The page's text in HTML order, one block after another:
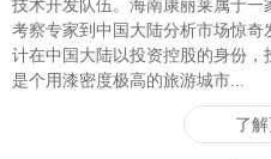
技术开发队伍。海南康丽莱属于一
考察专家到中国大陆分析市场惊
计在中国大陆以投资控股的身份
是个用漆密度极高的旅游城市...
了